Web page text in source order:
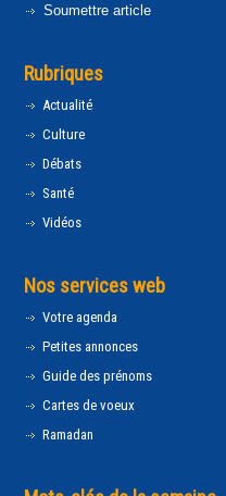
Soumettre article
Rubriques
Actualité
Culture
Débats
Santé
Vidéos
Nos services web
Votre agenda
Petites annonces
Guide des prénoms
Cartes de voeux
Ramadan